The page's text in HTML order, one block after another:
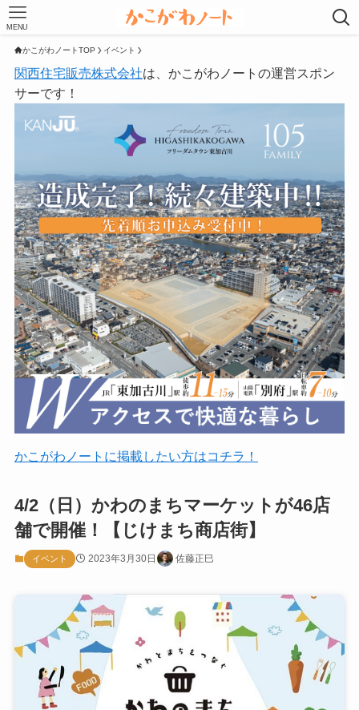
MENU
かこがわノートTOP イベント
関西住宅販売株式会社は、かこがわノートの運営スポン
サーです！
かこがわノートに掲載したい方はコチラ！
4/2（日）かわのまちマーケットが46店
舗で開催！【じけまち商店街】
イベント 2023年3月30日 佐藤正巳